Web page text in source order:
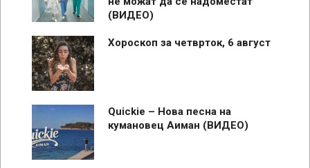
(ВИДЕО)
Хороскоп за четврток, 6 август
Quickie – Нова песна на
кумановец Аиман (ВИДЕО)